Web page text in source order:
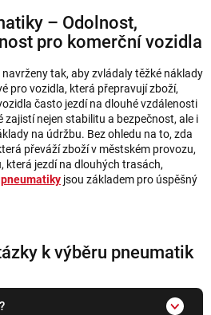
– Odolnost,
pro komerční vozidla
tak, aby zvládaly těžké náklady
pro vozidla, která přepravují zboží,
často jezdí na dlouhé vzdálenosti
zajistí nejen stabilitu a bezpečnost, ale i
na údržbu. Bez ohledu na to, zda
převáží zboží v městském provozu,
která jezdí na dlouhých trasách,
jsou základem pro úspěšný
k výběru pneumatik